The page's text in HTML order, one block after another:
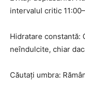
intervalul critic
Hidratare constantă:
neîndulcite, chiar
Căutați umbra: